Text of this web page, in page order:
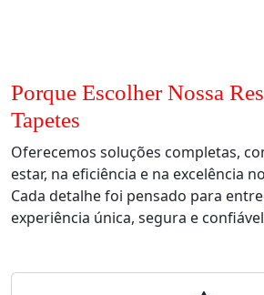
Porque Escolher Nossa
Tapetes
Oferecemos soluções completas,
estar, na eficiência e na excelência
Cada detalhe foi pensado para
experiência única, segura e